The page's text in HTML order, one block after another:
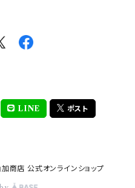
ちゃん
ング)LINE ポスト
店 公式オンラインショップ